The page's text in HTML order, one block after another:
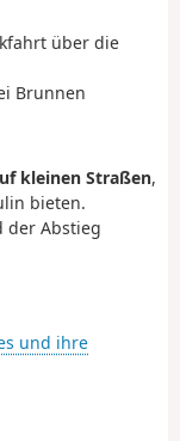
über die
Brunnen
kleinen Straßen,
bieten.
der Abstieg
und ihre